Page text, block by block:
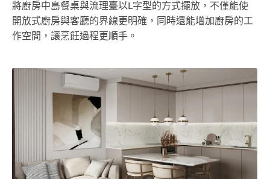
將廚房中島餐桌與流理臺以L字型的方式擺放，不僅能使
開放式廚房與客廳的界線更明確，同時還能增加廚房的工
作空間，讓烹飪過程更順手。